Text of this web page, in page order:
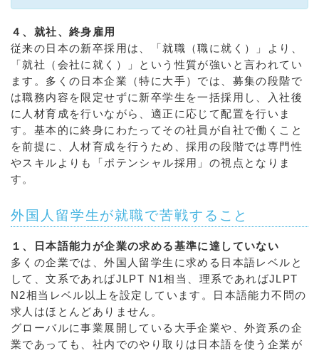
４、就社、終身雇用
従来の日本の新卒採用は、「就職（職に就く）」より、
「就社（会社に就く）」という性質が強いと言われてい
ます。多くの日本企業（特に大手）では、募集の段階で
は職務内容を限定せずに新卒学生を一括採用し、入社後
に人材育成を行いながら、適正に応じて配置を行いま
す。基本的に終身にわたってその社員が自社で働くこと
を前提に、人材育成を行うため、採用の段階では専門性
やスキルよりも「ポテンシャル採用」の視点となりま
す。
外国人留学生が就職で苦戦すること
１、日本語能力が企業の求める基準に達していない
多くの企業では、外国人留学生に求める日本語レベルと
して、文系であればJLPT N1相当、理系であればJLPT
N2相当レベル以上を設定しています。日本語能力不問の
求人はほとんどありません。
グローバルに事業展開している大手企業や、外資系の企
業であっても、社内でのやり取りは日本語を使う企業が